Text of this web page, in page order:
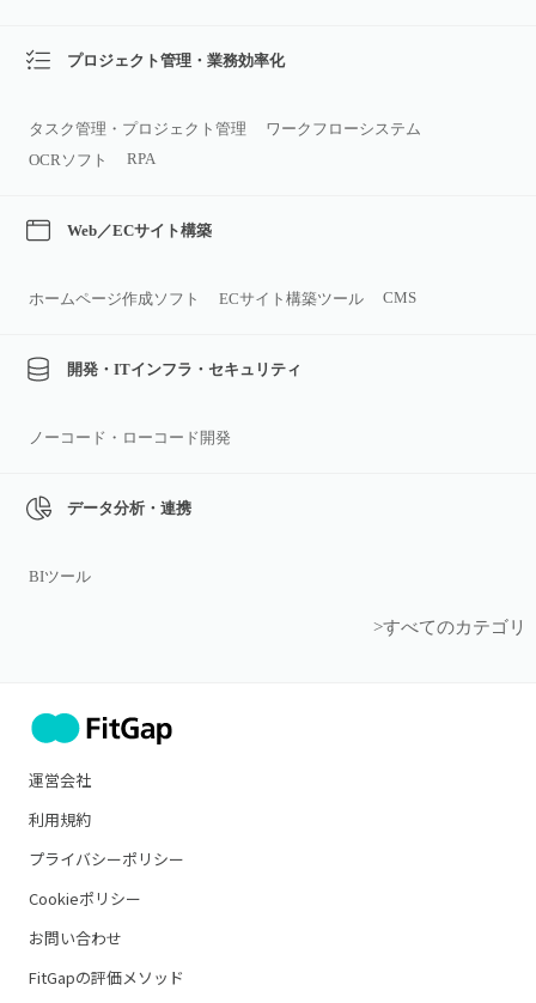
プロジェクト管理・業務効率化
タスク管理・プロジェクト管理
ワークフローシステム
OCRソフト
RPA
Web／ECサイト構築
ホームページ作成ソフト ECサイト構築ツール CMS
開発・ITインフラ・セキュリティ
ノーコード・ローコード開発
データ分析・連携
BIツール
>すべてのカテゴリ
運営会社
利用規約
プライバシーポリシー
Cookieポリシー
お問い合わせ
FitGapの評価メソッド